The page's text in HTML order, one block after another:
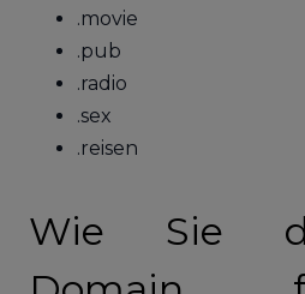
.movie
.pub
.radio
.sex
.reisen
Wie Sie